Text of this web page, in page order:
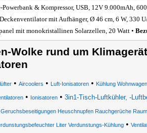
& Kompressor, USB, 12V 9.000mAh,
mit Aufhänger, Ø 46 cm, 6 W, 330
mit monokristallinen Solarzellen, 20 Watt •
Wolke rund um
• Aircoolers • Luft-Ionisatoren• Kühlung
• Ionisatoren • 3in1-Tisch-Luftkühler, -
Geruchsbeseitigungen Heuschnupfen Rauchgerüche
Liter Verdunstungs-Kühlung•